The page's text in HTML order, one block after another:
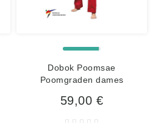
Dobok Poomsae
Poomgraden dames
59,00 €